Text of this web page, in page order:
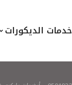
خدمات الديكورات